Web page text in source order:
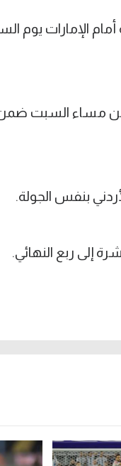
أمام الإمارات
من مساء السبت ضمن
بنفس الجولة.
إلى ربع النهائي.